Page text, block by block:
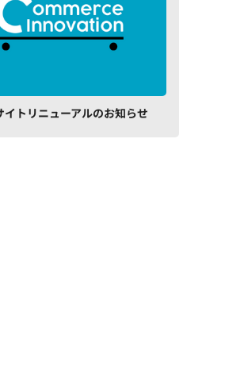
イトリニューアルのお知らせ